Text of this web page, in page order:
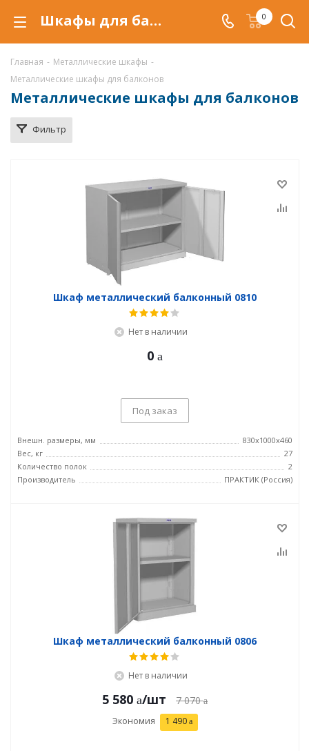
Шкафы для балконов металлические купить по низкой цене в Краснодаре, балконные шкафы 0
Главная - Металлические шкафы -
Металлические шкафы для балконов
Металлические шкафы для балконов
Фильтр
Шкаф металлический балконный 0810
Нет в наличии
0
Под заказ
Внешн. размеры, мм
830x1000x460
Вес, кг
27
Количество полок
2
Производитель
ПРАКТИК (Россия)
Шкаф металлический балконный 0806
Нет в наличии
5 580 /шт 7 070
Экономия 1 490